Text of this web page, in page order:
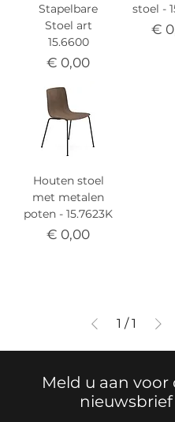
Stapelbare
Stoel art
15.6600
Prijs
€ 0,00
stoel -
€
Houten stoel
met metalen
poten - 15.7623K
Prijs
€ 0,00
1 / 1
Meld u aan voor
nieuwsbrief